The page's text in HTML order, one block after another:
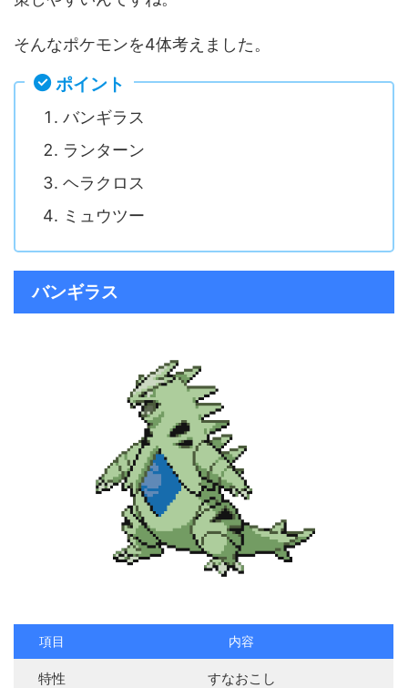
そんなポケモンを4体考えました。
ポイント
バンギラス
ランターン
ヘラクロス
ミュウツー
バンギラス
項目 内容
特性 すなおこし